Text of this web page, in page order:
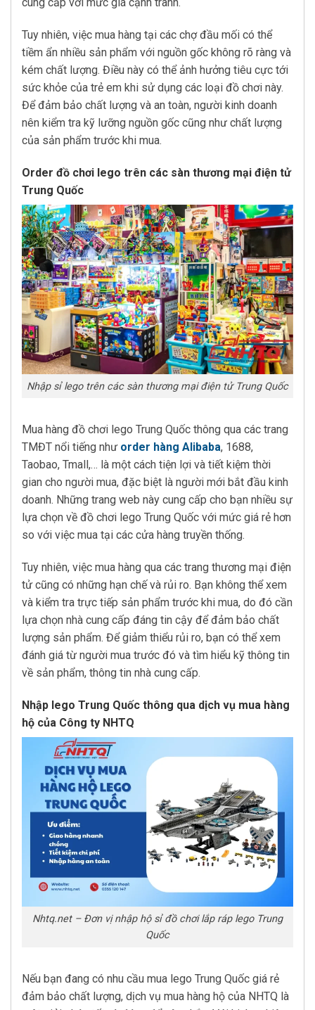
Tuy nhiên, việc mua hàng tại các chợ đầu mối có thể
tiềm ẩn nhiều sản phẩm với nguồn gốc không rõ ràng và
kém chất lượng. Điều này có thể ảnh hưởng tiêu cực tới
sức khỏe của trẻ em khi sử dụng các loại đồ chơi này.
Để đảm bảo chất lượng và an toàn, người kinh doanh
nên kiểm tra kỹ lưỡng nguồn gốc cũng như chất lượng
của sản phẩm trước khi mua.
Order đồ chơi lego trên các sàn thương mại điện tử
Trung Quốc
Nhập sỉ lego trên các sàn thương mại điện tử Trung Quốc
Mua hàng đồ chơi lego Trung Quốc thông qua các trang
TMĐT nổi tiếng như order hàng Alibaba, 1688,
Taobao, Tmall,… là một cách tiện lợi và tiết kiệm thời
gian cho người mua, đặc biệt là người mới bắt đầu kinh
doanh. Những trang web này cung cấp cho bạn nhiều sự
lựa chọn về đồ chơi lego Trung Quốc với mức giá rẻ hơn
so với việc mua tại các cửa hàng truyền thống.
Tuy nhiên, việc mua hàng qua các trang thương mại điện
tử cũng có những hạn chế và rủi ro. Bạn không thể xem
và kiểm tra trực tiếp sản phẩm trước khi mua, do đó cần
lựa chọn nhà cung cấp đáng tin cậy để đảm bảo chất
lượng sản phẩm. Để giảm thiểu rủi ro, bạn có thể xem
đánh giá từ người mua trước đó và tìm hiểu kỹ thông tin
về sản phẩm, thông tin nhà cung cấp.
Nhập lego Trung Quốc thông qua dịch vụ mua hàng
hộ của Công ty NHTQ
Nhtq.net – Đơn vị nhập hộ sỉ đồ chơi lắp ráp lego Trung
Quốc
Nếu bạn đang có nhu cầu mua lego Trung Quốc giá rẻ
đảm bảo chất lượng, dịch vụ mua hàng hộ của NHTQ là